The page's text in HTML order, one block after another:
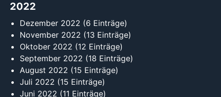
2022
Dezember 2022 (6 Einträge)
November 2022 (13 Einträge)
Oktober 2022 (12 Einträge)
September 2022 (18 Einträge)
August 2022 (15 Einträge)
Juli 2022 (15 Einträge)
Juni 2022 (11 Einträge)